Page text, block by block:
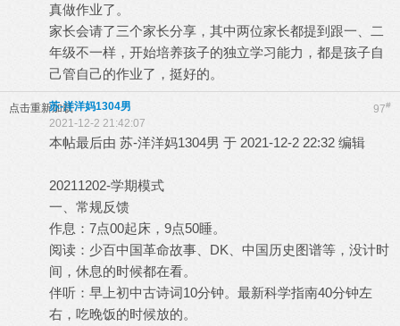
真做作业了。
家长会请了三个家长分享，其中两位家长都提到跟一、二
年级不一样，开始培养孩子的独立学习能力，都是孩子自
己管自己的作业了，挺好的。
点击重新加载 97#
苏-洋洋妈1304男
2021-12-2 21:42:07
本帖最后由 苏-洋洋妈1304男 于 2021-12-2 22:32 编辑
20211202-学期模式
一、常规反馈
作息：7点00起床，9点50睡。
阅读：少百中国革命故事、DK、中国历史图谱等，没计时
间，休息的时候都在看。
伴听：早上初中古诗词10分钟。最新科学指南40分钟左
右，吃晚饭的时候放的。